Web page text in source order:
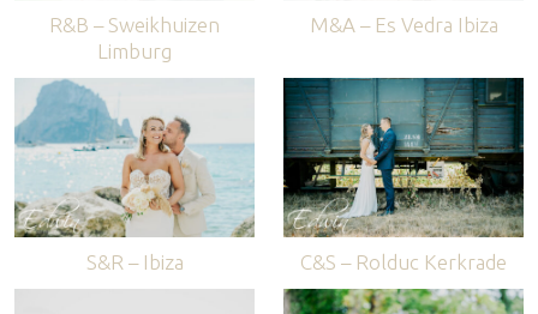
R&B – Sweikhuizen
Limburg
M&A – Es Vedra Ibiza
S&R – Ibiza C&S – Rolduc Kerkrade